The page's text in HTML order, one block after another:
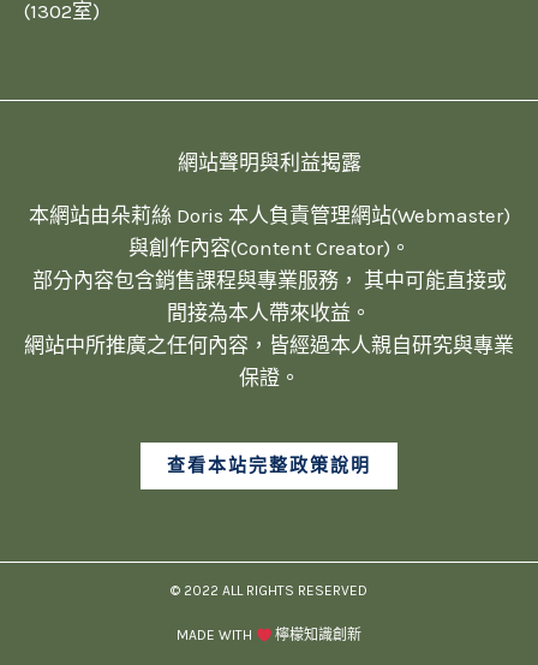
(1302室)
網站聲明與利益揭露
本網站由朵莉絲 Doris 本人負責管理網站(Webmaster)
與創作內容(Content Creator)。
部分內容包含銷售課程與專業服務， 其中可能直接或
間接為本人帶來收益。
網站中所推廣之任何內容，皆經過本人親自研究與專業
保證。
查看本站完整政策說明
© 2022 ALL RIGHTS RESERVED​
MADE WITH 檸檬知識創新